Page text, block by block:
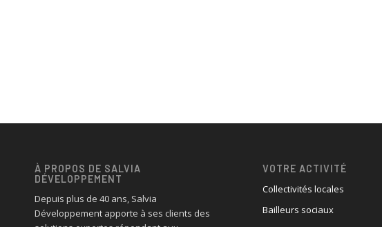
À PROPOS DE SALVIA
DÉVELOPPEMENT
Depuis plus de 40 ans, Salvia
Développement apporte à ses clients des
VOTRE ACTIVITÉ
Collectivités locales
Bailleurs sociaux